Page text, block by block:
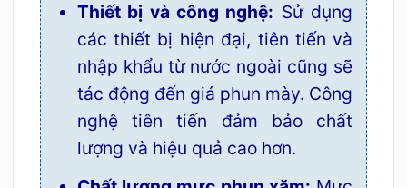
Thiết bị và công nghệ: Sử dụng
các thiết bị hiện đại, tiên tiến và
nhập khẩu từ nước ngoài cũng sẽ
tác động đến giá phun mày. Công
nghệ tiên tiến đảm bảo chất
lượng và hiệu quả cao hơn.